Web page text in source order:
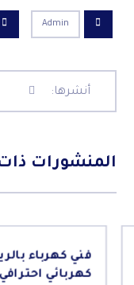
Admin
المنشورات
فني كهرباء
كهربائي